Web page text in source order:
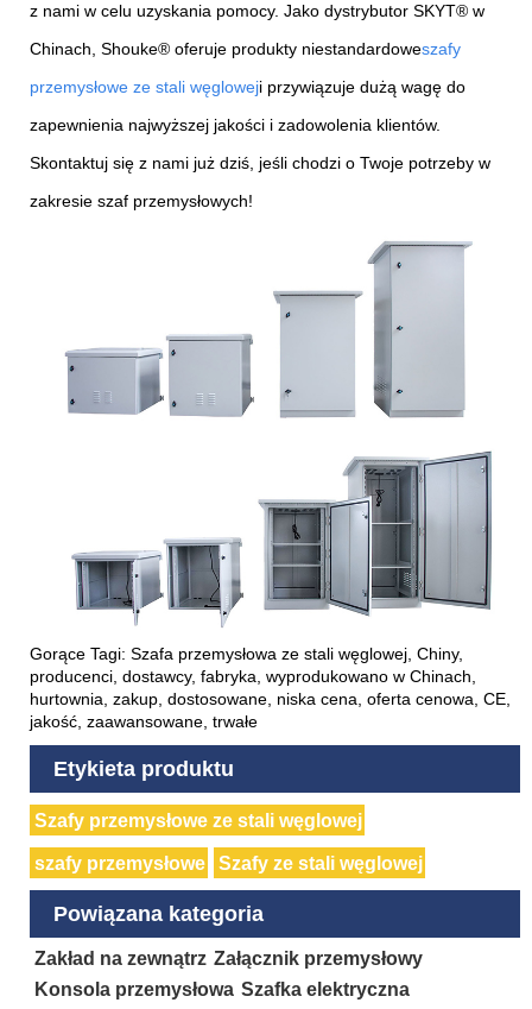
z nami w celu uzyskania pomocy. Jako dystrybutor SKYT® w
Chinach, Shouke® oferuje produkty niestandardoweszafy
przemysłowe ze stali węgloweji przywiązuje dużą wagę do
zapewnienia najwyższej jakości i zadowolenia klientów.
Skontaktuj się z nami już dziś, jeśli chodzi o Twoje potrzeby w
zakresie szaf przemysłowych!
Gorące Tagi: Szafa przemysłowa ze stali węglowej, Chiny,
producenci, dostawcy, fabryka, wyprodukowano w Chinach,
hurtownia, zakup, dostosowane, niska cena, oferta cenowa, CE,
jakość, zaawansowane, trwałe
Etykieta produktu
Szafy przemysłowe ze stali węglowej
szafy przemysłowe Szafy ze stali węglowej
Powiązana kategoria
Zakład na zewnątrz Załącznik przemysłowy
Konsola przemysłowa Szafka elektryczna